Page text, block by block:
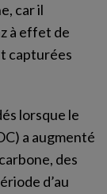
car il
à effet de
capturées
lorsque le
a augmenté
des
d’au